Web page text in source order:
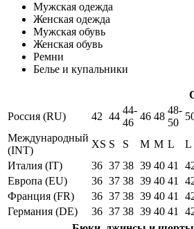
Мужская одежда
Женская одежда
Мужская обувь
Женская обувь
Ремни
Белье и купальники
Россия (RU)
42 44
44-
46
46 48
48-
50
Международный
(INT)
XS S S M M L L
Италия (IT)
36 37 38 39 40 41
Европа (EU)
36 37 38 39 40 41
Франция (FR)
36 37 38 39 40 41
Германия (DE)
36 37 38 39 40 41